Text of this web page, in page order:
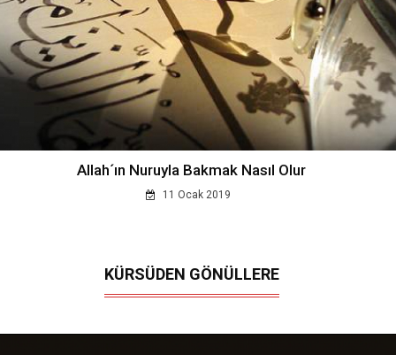
Allah´ın Nuruyla Bakmak Nasıl Olur
11 Ocak 2019
KÜRSÜDEN GÖNÜLLERE